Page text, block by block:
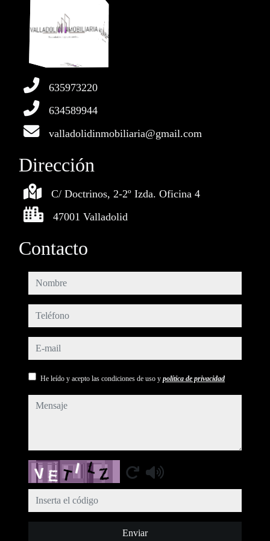
635973220
634589944
valladolidinmobiliaria@gmail.com
Dirección
C/ Doctrinos, 2-2º Izda. Oficina 4
47001 Valladolid
Contacto
nombre
teléfono
e-mail
He leído y acepto las condiciones de uso y política de privacidad
mensaje
Captcha
Enviar